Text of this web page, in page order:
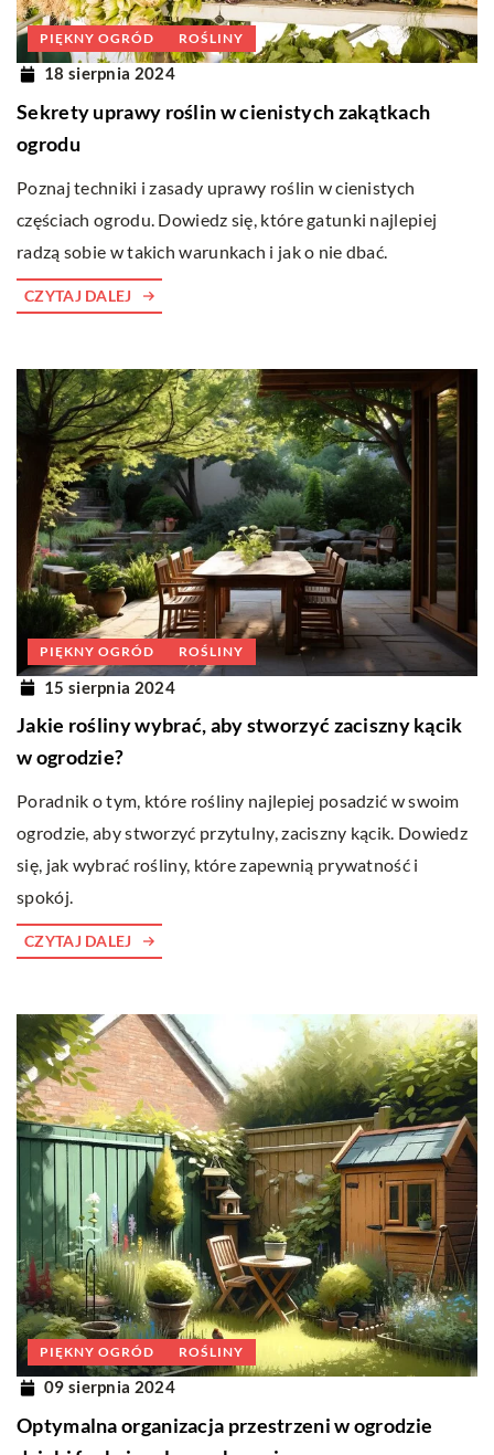
PIĘKNY OGRÓD ROŚLINY
18 sierpnia 2024
Sekrety uprawy roślin w cienistych zakątkach
ogrodu
Poznaj techniki i zasady uprawy roślin w cienistych
częściach ogrodu. Dowiedz się, które gatunki najlepiej
radzą sobie w takich warunkach i jak o nie dbać.
CZYTAJ DALEJ
PIĘKNY OGRÓD ROŚLINY
15 sierpnia 2024
Jakie rośliny wybrać, aby stworzyć zaciszny kącik
w ogrodzie?
Poradnik o tym, które rośliny najlepiej posadzić w swoim
ogrodzie, aby stworzyć przytulny, zaciszny kącik. Dowiedz
się, jak wybrać rośliny, które zapewnią prywatność i
spokój.
CZYTAJ DALEJ
PIĘKNY OGRÓD ROŚLINY
09 sierpnia 2024
Optymalna organizacja przestrzeni w ogrodzie